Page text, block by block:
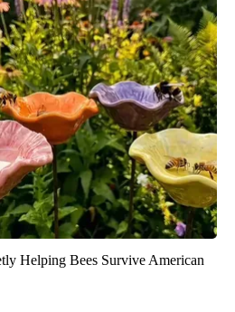
Helping Bees Survive American